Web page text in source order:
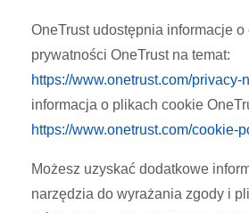
OneTrust udostępnia informacje o
prywatności OneTrust na temat:
https://www.onetrust.com/privacy-
informacja o plikach cookie
https://www.onetrust.com/cookie-
Możesz uzyskać dodatkowe
narzędzia do wyrażania zgody i